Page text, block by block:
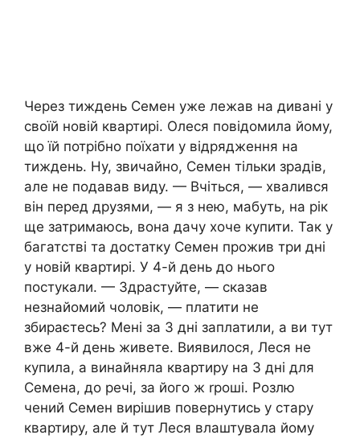
Через тиждень Семен уже лежав на дивані у
своїй новій квартирі. Олеся повідомила йому,
що їй потрібно поїхати у відрядження на
тиждень. Ну, звичайно, Семен тільки зрадів,
але не подавав виду. — Вчіться, — хвалився
він перед друзями, — я з нею, мабуть, на рік
ще затримаюсь, вона дачу хоче купити. Так у
багатстві та достатку Семен прожив три дні
у новій квартирі. У 4-й день до нього
постукали. — Здрастуйте, — сказав
незнайомий чоловік, — платити не
збираєтесь? Мені за 3 дні заплатили, а ви тут
вже 4-й день живете. Виявилося, Леся не
купила, а винайняла квартиру на 3 дні для
Семена, до речі, за його ж rроші. Розлю
чений Семен вирішив повернутись у стару
квартиру, але й тут Леся влаштувала йому